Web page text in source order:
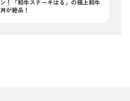
ン！「和牛ステーキはる」の極上和牛
丼が絶品！